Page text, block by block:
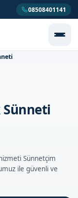
08508401141
Sünnetçim
ile güvenli ve